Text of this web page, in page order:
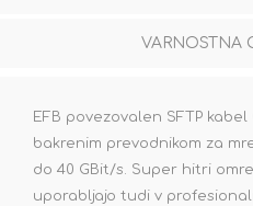
VARNOSTNA
EFB povezovalen SFTP kabel
bakrenim prevodnikom za
do 40 GBit/s. Super hitri
uporabljajo tudi v